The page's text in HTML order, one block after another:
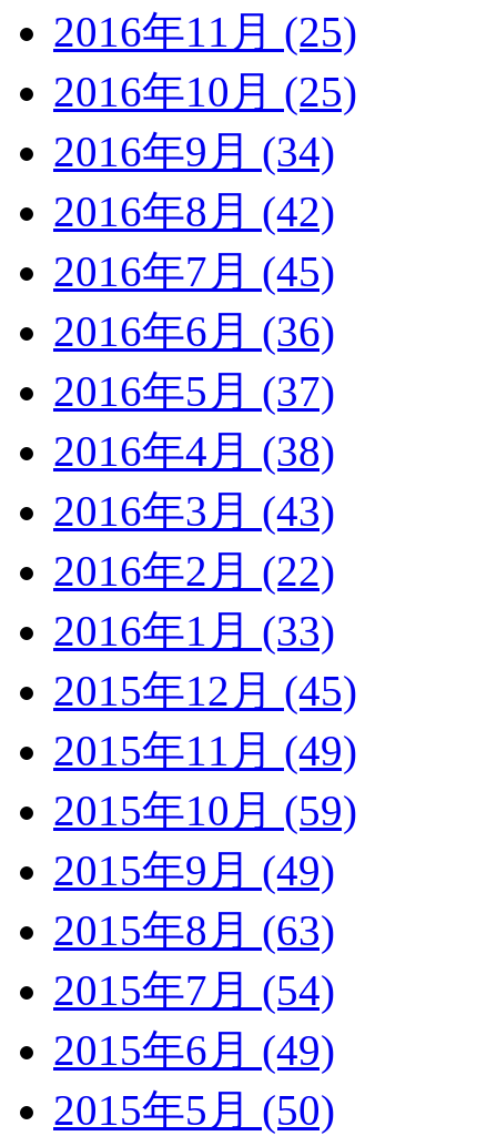
2016年11月 (25)
2016年10月 (25)
2016年9月 (34)
2016年8月 (42)
2016年7月 (45)
2016年6月 (36)
2016年5月 (37)
2016年4月 (38)
2016年3月 (43)
2016年2月 (22)
2016年1月 (33)
2015年12月 (45)
2015年11月 (49)
2015年10月 (59)
2015年9月 (49)
2015年8月 (63)
2015年7月 (54)
2015年6月 (49)
2015年5月 (50)